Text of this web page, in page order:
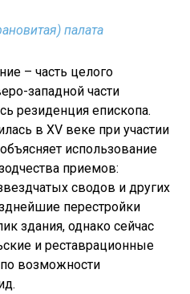
палата
– часть целого
западной части
резиденция епископа.
в XV веке при участии
использование
приемов:
сводов и других
перестройки
здания, однако сейчас
и реставрационные
возможности